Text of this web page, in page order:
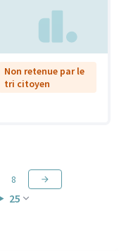
Non retenue par le
tri citoyen
25
8